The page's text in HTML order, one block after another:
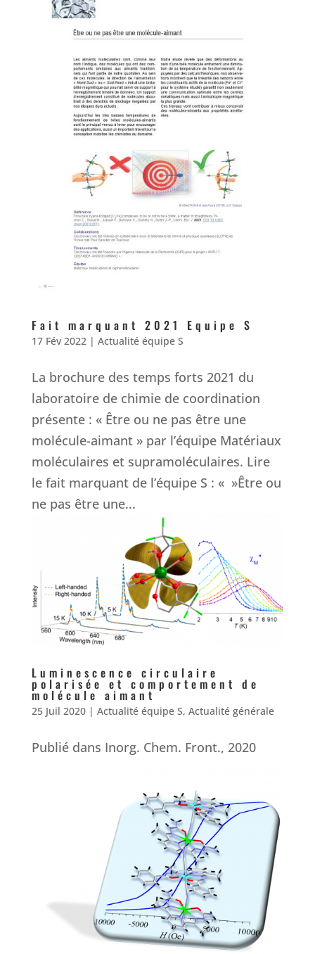
Fait marquant 2021 Equipe S
17 Fév 2022| Actualité équipe S
La brochure des temps forts 2021 du
laboratoire de chimie de coordination
présente : « Être ou ne pas être une
molécule-aimant » par l’équipe Matériaux
moléculaires et supramoléculaires. Lire
le fait marquant de l’équipe S : « »Être ou
ne pas être une...
Luminescence circulaire
polarisée et comportement de
molécule aimant
25 Juil 2020| Actualité équipe S, Actualité générale
Publié dans Inorg. Chem. Front., 2020